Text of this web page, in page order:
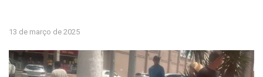
13 de março de 2025